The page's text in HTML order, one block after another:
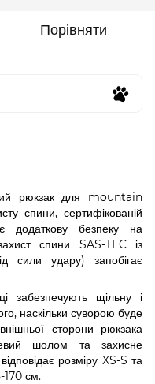
Порівняти
рюкзак для mountain
спини, сертифікованій
додаткову безпеку на
спини SAS-TEC із
сили удару) запобігає
забезпечують щільну і
наскільки суворою буде
сторони рюкзака
шолом та захисне
розміру XS-S та
170 см.